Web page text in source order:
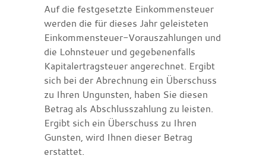
Auf die festgesetzte Einkommensteuer
werden die für dieses Jahr geleisteten
Einkommensteuer-Vorauszahlungen und
die Lohnsteuer und gegebenenfalls
Kapitalertragsteuer angerechnet. Ergibt
sich bei der Abrechnung ein Überschuss
zu Ihren Ungunsten, haben Sie diesen
Betrag als Abschlusszahlung zu leisten.
Ergibt sich ein Überschuss zu Ihren
Gunsten, wird Ihnen dieser Betrag
erstattet.